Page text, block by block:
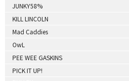
JUNKY58%
KILL LINCOLN
Mad Caddies
OwL
PEE WEE GASKINS
PICK IT UP!